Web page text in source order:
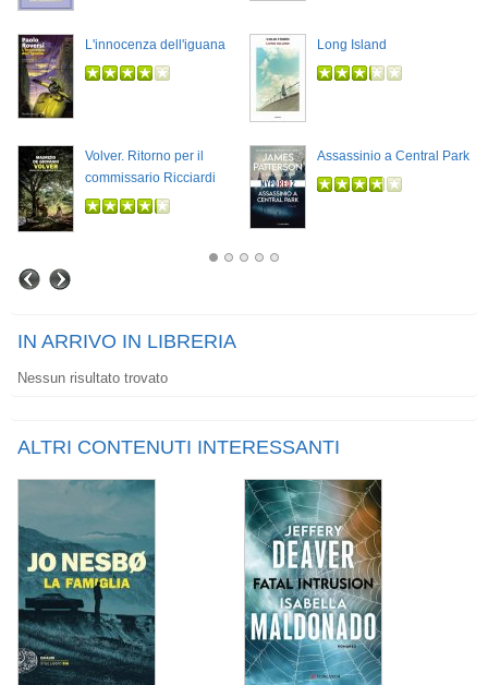
L'innocenza dell'iguana Long Island
Volver. Ritorno per il
commissario Ricciardi
Assassinio a Central Park
IN ARRIVO IN LIBRERIA
Nessun risultato trovato
ALTRI CONTENUTI INTERESSANTI